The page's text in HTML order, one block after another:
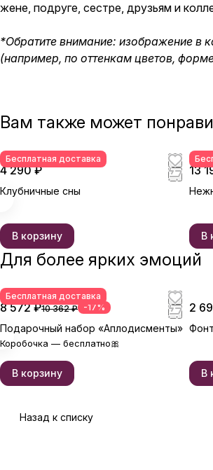
жене, подруге, сестре, друзьям и
*Обратите внимание: изображение в
(например, по оттенкам цветов,
Вам также может
Бесплатная доставка
4 290 ₽
Клубничные сны
В корзину
13
В
Для более ярких эмоций
Бесплатная доставка
8 572 ₽10 362 ₽ -17%
Подарочный набор «Аплодисменты»
Коробочка — бесплатно🎀
В корзину
2
В
Назад к списку